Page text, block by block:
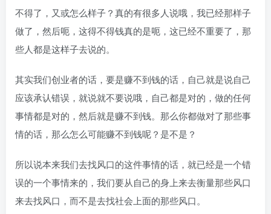
不得了，又或怎么样子？真的有很多人说哦，我已经那样子
做了，然后呃，这得不得钱真的是呃，这已经不重要了，那
些人都是这样子去说的。
其实我们创业者的话，要是赚不到钱的话，自己就是说自己
应该承认错误，就说就不要说哦，自己都是对的，做的任何
事情都是对的，然后就是赚不到钱。那么你都做对了那些事
情的话，那么怎么可能赚不到钱呢？是不是？
所以说本来我们去找风口的这件事情的话，就已经是一个错
误的一个事情来的，我们要从自己的身上来去衡量那些风口
来去找风口，而不是去找社会上面的那些风口。